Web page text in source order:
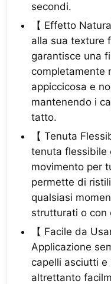
secondi.
【 Effetto
alla sua texture
garantisce una
completamente
appiccicosa e
mantenendo i
tatto.
【 Tenuta
tenuta flessibile
movimento per
permette di
qualsiasi
strutturati o
【 Facile da
Applicazione
capelli asciutti e
altrettanto